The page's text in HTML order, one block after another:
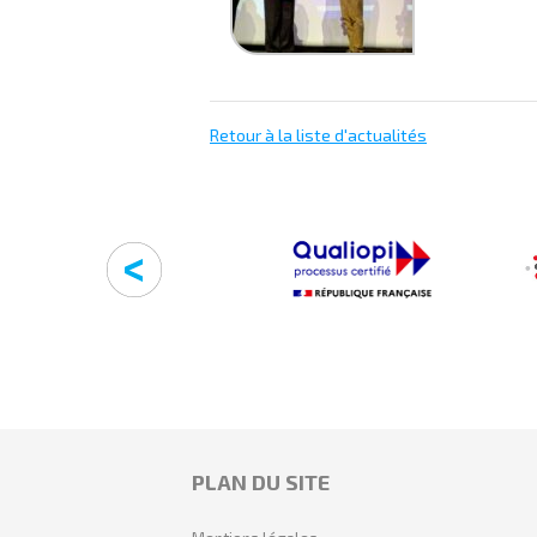
Retour à la liste d'actualités
PLAN DU SITE